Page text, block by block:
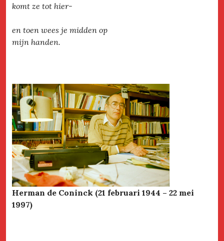
komt ze tot hier-
en toen wees je midden op
mijn handen.
Herman de Coninck (21 februari 1944 – 22 mei
1997)